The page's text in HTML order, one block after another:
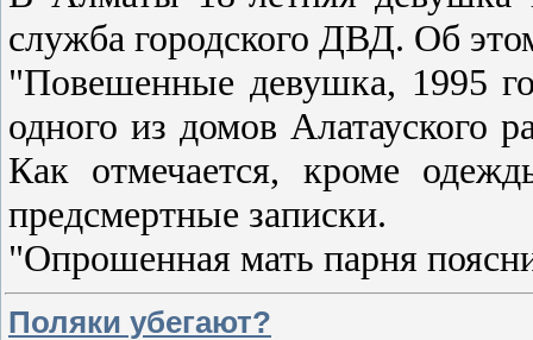
служба городского ДВД. Об
"Повешенные девушка, 1995
одного из домов Алатауского
Как отмечается, кроме
предсмертные записки.
"Опрошенная мать парня
Поляки убегают?